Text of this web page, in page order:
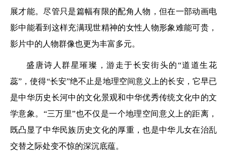
展才能。尽管只是篇幅有限的配角人物，但在一部动画电
影中能看到这样充满现世精神的女性人物形象难能可贵，
影片中的人物群像也更为丰富多元。
盛唐诗人群星璀璨，游走于长安街头的“道道生花
蕊”，使得“长安”绝不止是地理空间意义上的长安，它早已
是中华历史长河中的文化景观和中华优秀传统文化中的文
学意象。“三万里”也不仅是一个地理空间意义上的距离，
既凸显了中华民族历史文化的厚重，也是中华儿女在治乱
交替之际处变不惊的深沉底蕴。